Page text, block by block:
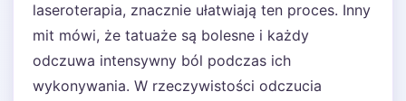
laseroterapia, znacznie ułatwiają ten proces. Inny
mit mówi, że tatuaże są bolesne i każdy
odczuwa intensywny ból podczas ich
wykonywania. W rzeczywistości odczucia